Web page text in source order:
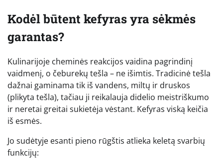
Kodėl būtent kefyras yra sėkmės
garantas?
Kulinarijoje cheminės reakcijos vaidina pagrindinį
vaidmenį, o čeburekų tešla – ne išimtis. Tradicinė tešla
dažnai gaminama tik iš vandens, miltų ir druskos
(plikyta tešla), tačiau ji reikalauja didelio meistriškumo
ir neretai greitai sukietėja vėstant. Kefyras viską keičia
iš esmės.
Jo sudėtyje esanti pieno rūgštis atlieka keletą svarbių
funkcijų: